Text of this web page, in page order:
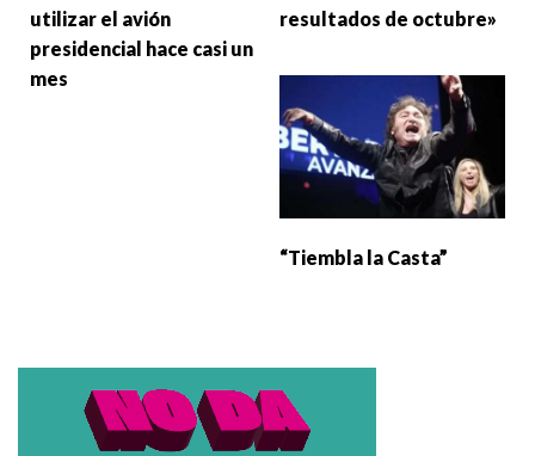
utilizar el avión
presidencial hace casi un
mes
resultados de octubre»
“Tiembla la Casta”